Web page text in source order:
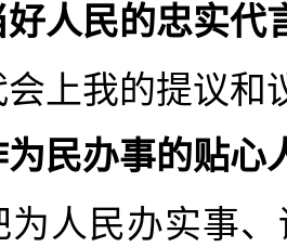
好人民的忠实代
上我的提议和
为民办事的贴心
为人民办实事